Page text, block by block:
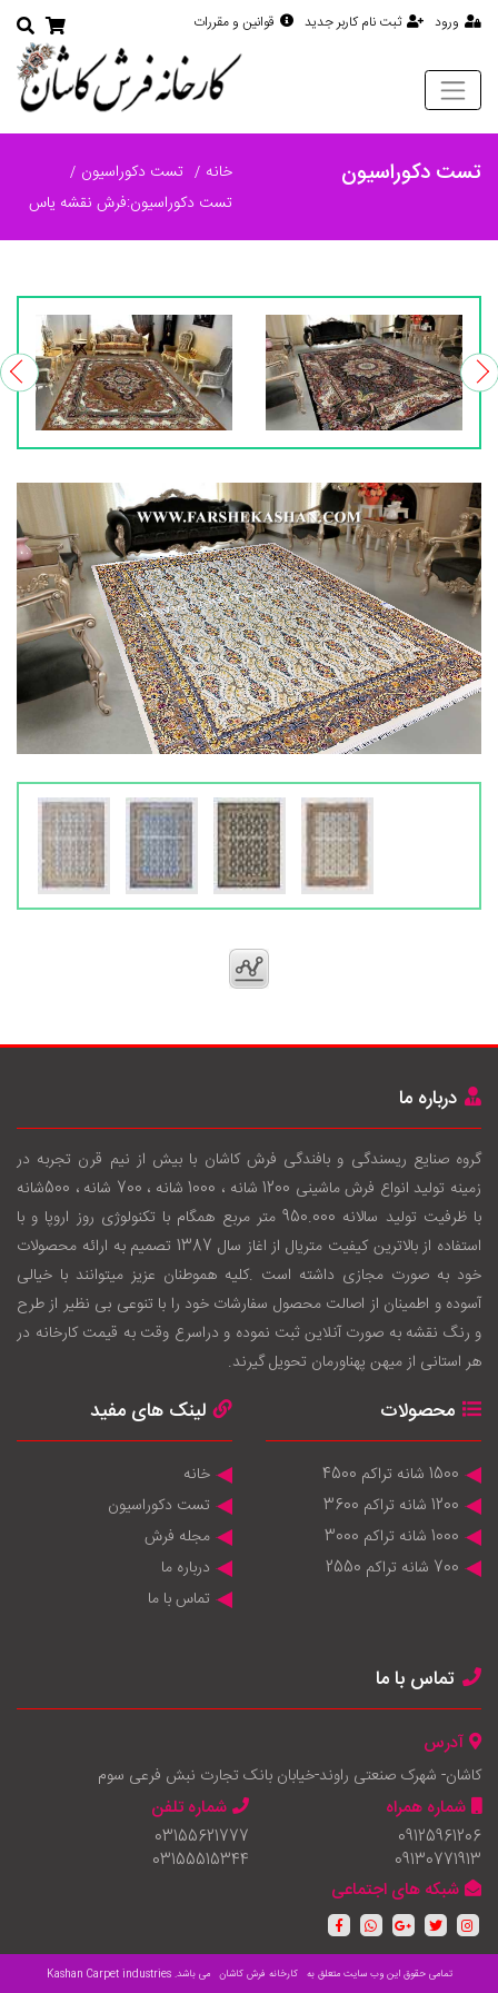
ورود ثبت نام کاربر جدید قوانین و مقررات
تست دکوراسیون خانه
تست دکوراسیون
تست دکوراسیون:فرش نقشه یاس
درباره ما
گروه صنایع ریسندگی و بافندگی فرش کاشان با بيش از نيم قرن تجربه در
زمينه توليد انواع فرش ماشینی 1200 شانه ، 1000 شانه ، 700 شانه ، 500شانه
با ظرفيت توليد سالانه 950.000 متر مربع همگام با تکنولوژی روز اروپا و با
استفاده از بالاترين کيفيت متريال از اغاز سال 1387 تصميم به ارائه محصولات
خود به صورت مجازی داشته است .کليه هموطنان عزيز ميتوانند با خيالی
آسوده و اطمينان از اصالت محصول سفارشات خود را با تنوعی بی نظير از طرح
و رنگ نقشه به صورت آنلاين ثبت نموده و دراسرع وقت به قيمت کارخانه در
هر استانی از ميهن پهناورمان تحويل گيرند.
محصولات
1500 شانه تراکم 4500
1200 شانه تراکم 3600
1000 شانه تراکم 3000
700 شانه تراکم 2550
لینک های مفید
خانه
تست دکوراسیون
مجله فرش
درباره ما
تماس با ما
تماس با ما
آدرس
کاشان- شهرک صنعتی راوند-خیابان بانک تجارت نبش فرعی سوم
شماره همراه
09125961206
09130771913
شماره تلفن
03155621777
03155515344
شبکه های اجتماعی
تمامی حقوق این وب سایت متعلق به کارخانه فرش کاشان می باشد. Kashan Carpet industries